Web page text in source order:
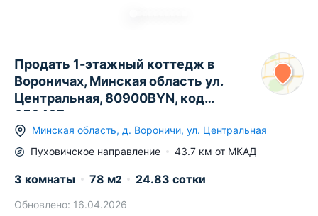
Продать 1-этажный коттедж в
Вороничах, Минская область ул.
Центральная, 80900BYN, код
658487
Минская область, д. Вороничи, ул. Центральная
Пуховичское направление 43.7 км от МКАД
3 комнаты 78 м2 24.83 сотки
Обновлено: 16.04.2026